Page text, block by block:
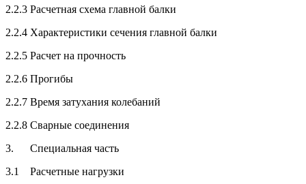
2.2.3 Расчетная схема главной балки
2.2.4 Характеристики сечения главной балки
2.2.5 Расчет на прочность
2.2.6 Прогибы
2.2.7 Время затухания колебаний
2.2.8 Сварные соединения
3. Специальная часть
3.1 Расчетные нагрузки